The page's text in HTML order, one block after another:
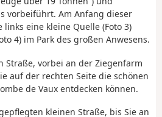
vorbeiführt. Am Anfang dieser
links eine kleine Quelle (Foto 3)
4) im Park des großen Anwesens.
Straße, vorbei an der Ziegenfarm
auf der rechten Seite die schönen
de Vaux entdecken können.
kleinen Straße, bis Sie an